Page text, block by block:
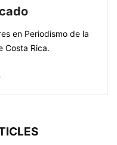
en Periodismo de la
Costa Rica.